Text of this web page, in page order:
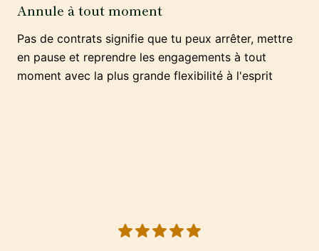
Annule à tout moment
Pas de contrats signifie que tu peux arrêter, mettre
en pause et reprendre les engagements à tout
moment avec la plus grande flexibilité à l'esprit